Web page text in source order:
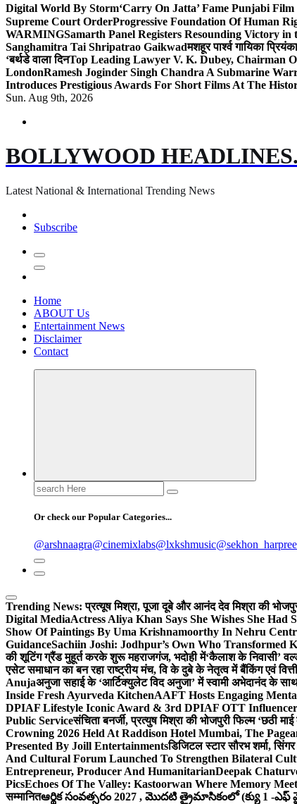
Digital World By Storm‘Carry On Jatta’ Fame Punjabi
Supreme Court OrderProgressive Foundation Of Human
WARMINGSamarth Panel Registers Resounding Victory
Sanghamitra Tai Shripatrao Gaikwadमशहूर पार्श्व गायिका
‘बर्थडे वाला दिनTop Leading Lawyer V. K. Dubey, Chairman
LondonRamesh Joginder Singh Chandra A Submarine
Introduces Prestigious Awards For Short Films At The
Sun. Aug 9th, 2026
BOLLYWOOD
Latest National & International Trending News
Subscribe
Home
ABOUT Us
Entertainment News
Disclaimer
Contact
Search
for:
Or check our Popular Categories...
@arshnaagra@cinemixlabs@lxkshmusic
Trending News: प्रत्यूष मिश्रा, पूजा दूबे और आनंद देव मिश्रा की
Digital MediaActress Aliya Khan Says She Wishes She Had
Show Of Paintings By Uma Krishnamoorthy In Nehru
GuidanceSachiin Joshi: Jodhpur’s Own Who Transformed
की शूटिंग ग्रैंड मुहूर्त करके शुरू महराजगंज, भदोही में‘कैलाश के निवासी’
एसेट समाधान का बन रहा राष्ट्रीय मंच, वि के दुबे के नेतृत्व में बैंकिंग एवं
Anujaअनुजा सहाई के ‘आर्टिक्युलेट विद अनुजा’ में स्वामी अभेदानंद के
Inside Fresh Ayurveda KitchenAAFT Hosts Engaging
DPIAF Lifestyle Iconic Award & 3rd DPIAF OTT
Public Serviceसंचिता बनर्जी, प्रत्युष मिश्रा की भोजपुरी फिल्म ‘छठी
Crowning 2026 Held At Raddison Hotel Mumbai, The
Presented By Joill Entertainmentsडिजिटल स्टार सौरभ शर्मा,
And Cultural Forum Launched To Strengthen Bilateral
Entrepreneur, Producer And HumanitarianDeepak
PicsEchoes Of The Valley: Kastoorwan Where Memory
सम्मानितఆర్థిక సంవత్సరం 2027 , మొదటి త్రైమాసికంలో (క్యు 1 -